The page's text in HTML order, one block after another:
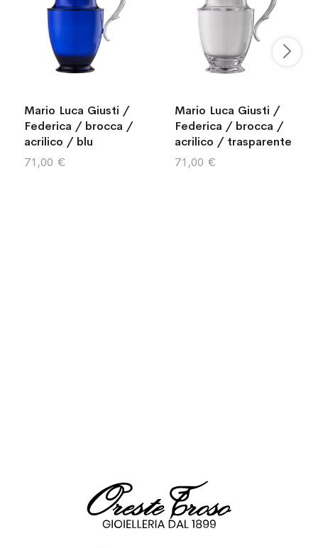
Mario Luca Giusti /
Federica / brocca /
acrilico / blu
71,00 €
Mario Luca Giusti /
Federica / brocca /
acrilico / trasparente
71,00 €